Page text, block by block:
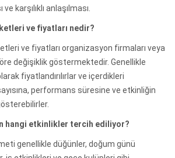
karşılıklı anlaşılması.
ve fiyatları nedir?
ve fiyatları organizasyon firmaları veya
değişiklik göstermektedir. Genellikle
fiyatlandırılırlar ve içerdikleri
performans süresine ve etkinliğin
hangi etkinlikler tercih ediliyor?
genellikle düğünler, doğum günü